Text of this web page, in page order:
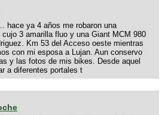
hace ya 4 años me robaron una
cujo 3 amarilla fluo y una Giant MCM 980
Km 53 del Acceso oeste mientras
con mi esposa a Lujan. Aun conservo
y las fotos de mis bikes. Desde aquel
a diferentes portales t